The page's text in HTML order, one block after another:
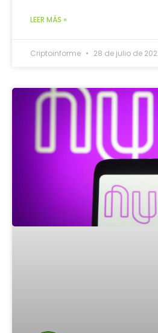
LEER MÁS »
Criptoinforme 28 de julio de